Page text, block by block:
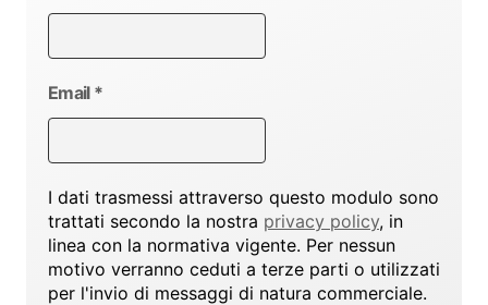
Email *
I dati trasmessi attraverso questo modulo sono
trattati secondo la nostra privacy policy, in
linea con la normativa vigente. Per nessun
motivo verranno ceduti a terze parti o utilizzati
per l'invio di messaggi di natura commerciale.